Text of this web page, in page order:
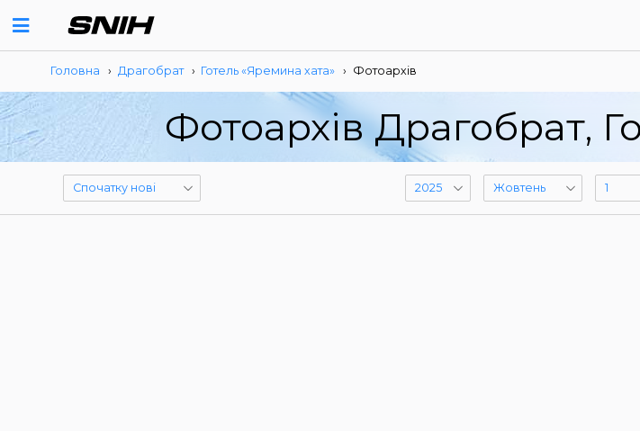
Головна › Драгобрат › Готель «Яремина хата» › Фотоархів
Фотоархів Драгобрат,